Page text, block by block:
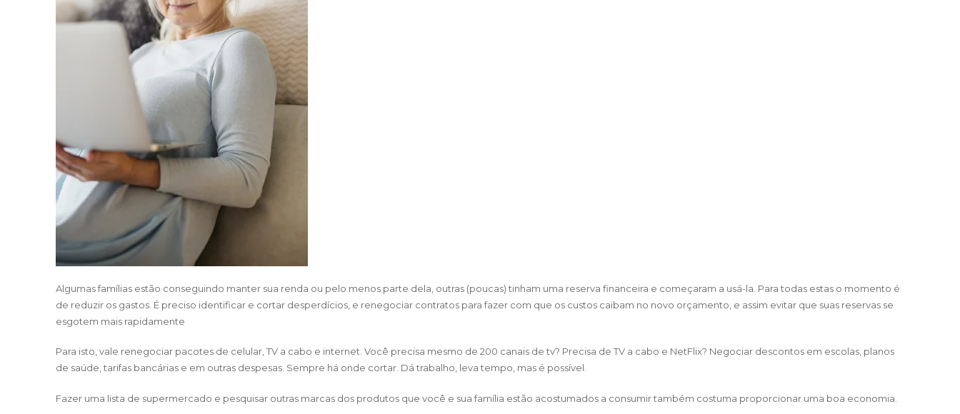
Algumas famílias estão conseguindo manter sua renda ou pelo menos parte dela, outras (poucas) tinham uma reserva financeira e começaram a usá-la. Para todas estas o momento é
de reduzir os gastos. É preciso identificar e cortar desperdícios, e renegociar contratos para fazer com que os custos caibam no novo orçamento, e assim evitar que suas reservas se
esgotem mais rapidamente
Para isto, vale renegociar pacotes de celular, TV a cabo e internet. Você precisa mesmo de 200 canais de tv? Precisa de TV a cabo e NetFlix? Negociar descontos em escolas, planos
de saúde, tarifas bancárias e em outras despesas. Sempre há onde cortar. Dá trabalho, leva tempo, mas é possível.
Fazer uma lista de supermercado e pesquisar outras marcas dos produtos que você e sua família estão acostumados a consumir também costuma proporcionar uma boa economia.